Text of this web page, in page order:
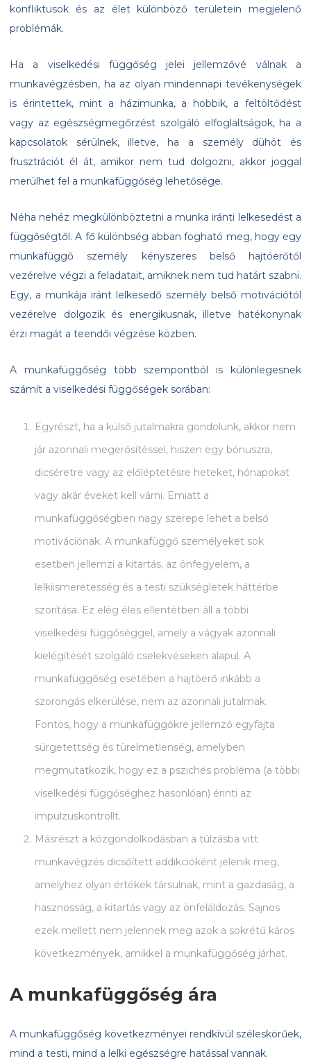
konfliktusok és az élet különböző területein megjelenő
problémák.
Ha a viselkedési függőség jelei jellemzővé válnak a
munkavégzésben, ha az olyan mindennapi tevékenységek
is érintettek, mint a házimunka, a hobbik, a feltöltődést
vagy az egészségmegőrzést szolgáló elfoglaltságok, ha a
kapcsolatok sérülnek, illetve, ha a személy dühöt és
frusztrációt él át, amikor nem tud dolgozni, akkor joggal
merülhet fel a munkafüggőség lehetősége.
Néha nehéz megkülönböztetni a munka iránti lelkesedést a
függőségtől. A fő különbség abban fogható meg, hogy egy
munkafüggő személy kényszeres belső hajtóerőtől
vezérelve végzi a feladatait, amiknek nem tud határt szabni.
Egy, a munkája iránt lelkesedő személy belső motivációtól
vezérelve dolgozik és energikusnak, illetve hatékonynak
érzi magát a teendői végzése közben.
A munkafüggőség több szempontból is különlegesnek
számít a viselkedési függőségek sorában:
Egyrészt, ha a külső jutalmakra gondolunk, akkor nem
jár azonnali megerősítéssel, hiszen egy bónuszra,
dicséretre vagy az előléptetésre heteket, hónapokat
vagy akár éveket kell várni. Emiatt a
munkafüggőségben nagy szerepe lehet a belső
motivációnak. A munkafüggő személyeket sok
esetben jellemzi a kitartás, az önfegyelem, a
lelkiismeretesség és a testi szükségletek háttérbe
szorítása. Ez elég éles ellentétben áll a többi
viselkedési függőséggel, amely a vágyak azonnali
kielégítését szolgáló cselekvéseken alapul. A
munkafüggőség esetében a hajtóerő inkább a
szorongás elkerülése, nem az azonnali jutalmak.
Fontos, hogy a munkafüggőkre jellemző egyfajta
sürgetettség és türelmetlenség, amelyben
megmutatkozik, hogy ez a pszichés probléma (a többi
viselkedési függőséghez hasonlóan) érinti az
impulzuskontrollt.
Másrészt a közgondolkodásban a túlzásba vitt
munkavégzés dicsőített addikcióként jelenik meg,
amelyhez olyan értékek társulnak, mint a gazdaság, a
hasznosság, a kitartás vagy az önfeláldozás. Sajnos
ezek mellett nem jelennek meg azok a sokrétű káros
következmények, amikkel a munkafüggőség járhat.
A munkafüggőség ára
A munkafüggőség következményei rendkívül széleskörűek,
mind a testi, mind a lelki egészségre hatással vannak.